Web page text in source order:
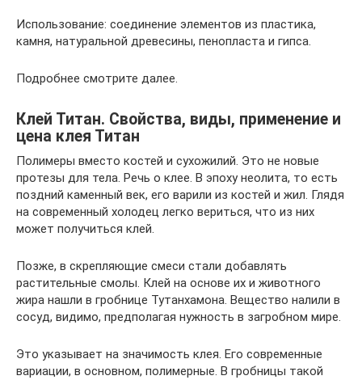
Использование: соединение элементов из пластика,
камня, натуральной древесины, пенопласта и гипса.
Подробнее смотрите далее.
Клей Титан. Свойства, виды, применение и
цена клея Титан
Полимеры вместо костей и сухожилий. Это не новые
протезы для тела. Речь о клее. В эпоху неолита, то есть
поздний каменный век, его варили из костей и жил. Глядя
на современный холодец легко вериться, что из них
может получиться клей.
Позже, в скрепляющие смеси стали добавлять
растительные смолы. Клей на основе их и животного
жира нашли в гробнице Тутанхамона. Вещество налили в
сосуд, видимо, предполагая нужность в загробном мире.
Это указывает на значимость клея. Его современные
вариации, в основном, полимерные. В гробницы такой